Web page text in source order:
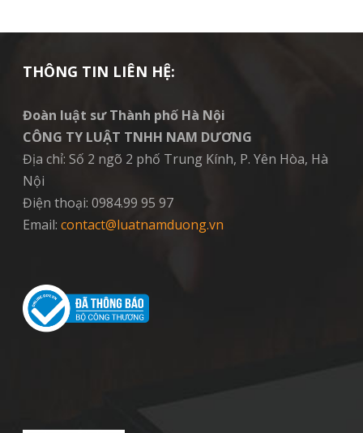
THÔNG TIN LIÊN HỆ:
Đoàn luật sư Thành phố Hà Nội
CÔNG TY LUẬT TNHH NAM DƯƠNG
Địa chỉ: Số 2 ngõ 2 phố Trung Kính, P. Yên Hòa, Hà
Nội
Điện thoại: 0984.99 95 97
Email: contact@luatnamduong.vn